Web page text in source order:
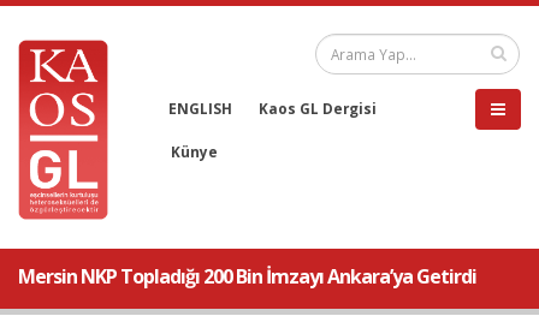
ENGLISH Kaos GL Dergisi
Künye
Mersin NKP Topladığı 200 Bin İmzayı Ankara’ya Getirdi